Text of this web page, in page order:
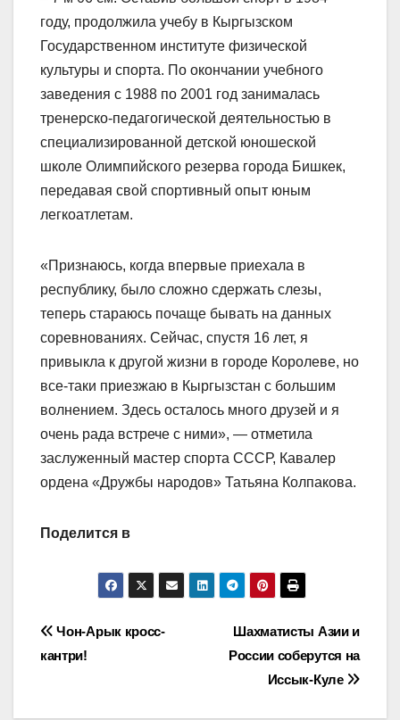
году, продолжила учебу в Кыргызском
Государственном институте физической
культуры и спорта. По окончании учебного
заведения с 1988 по 2001 год занималась
тренерско-педагогической деятельностью в
специализированной детской юношеской
школе Олимпийского резерва города Бишкек,
передавая свой спортивный опыт юным
легкоатлетам.
«Признаюсь, когда впервые приехала в
республику, было сложно сдержать слезы,
теперь стараюсь почаще бывать на данных
соревнованиях. Сейчас, спустя 16 лет, я
привыкла к другой жизни в городе Королеве, но
все-таки приезжаю в Кыргызстан с большим
волнением. Здесь осталось много друзей и я
очень рада встрече с ними», — отметила
заслуженный мастер спорта СССР, Кавалер
ордена «Дружбы народов» Татьяна Колпакова.
Поделится в
Навигация
по
записям
Шахматисты Азии и
России соберутся на
Иссык-Куле
Чон-Арык кросс-
кантри!